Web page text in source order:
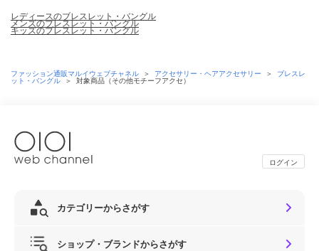
レディースのブレスレット・バングル
メンズのブレスレット・バングル
キッズのブレスレット・バングル
ファッション通販マルイウェブチャネル ＞ アクセサリー・ヘアアクセサリー ＞
ブレスレ
ット・バングル ＞ 対象商品（その他モチーフアクセ）
ログイン
カテゴリーからさがす
ショップ・ブランドからさがす